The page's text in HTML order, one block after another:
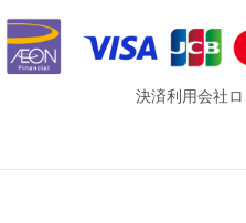
決済利用会社